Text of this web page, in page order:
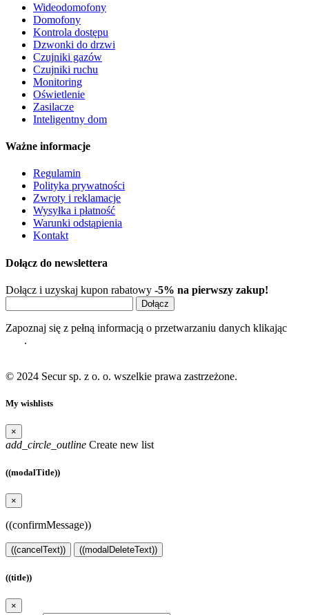
Wideodomofony
Domofony
Kontrola dostępu
Dzwonki do drzwi
Czujniki gazów
Czujniki ruchu
Monitoring
Oświetlenie
Zasilacze
Inteligentny dom
Ważne informacje
Regulamin
Polityka prywatności
Zwroty i reklamacje
Wysyłka i płatność
Warunki odstąpienia
Kontakt
Dołącz do newslettera
Dołącz i uzyskaj kupon rabatowy -5% na pierwszy zakup!
Dołącz
Zapoznaj się z pełną informacją o przetwarzaniu danych klikając
.
© 2024 Secur sp. z o. o. wszelkie prawa zastrzeżone.
My wishlists
×
add_circle_outline Create new list
((modalTitle))
×
((confirmMessage))
((cancelText)) ((modalDeleteText))
((title))
×